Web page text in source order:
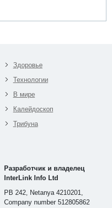
Здоровье
Технологии
В мире
Калейдоскоп
Трибуна
Разработчик и владелец
InterLink Info Ltd
PB 242, Netanya 4210201,
Company number 512805862